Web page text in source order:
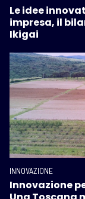
Le idee
impresa, il
Ikigai
INNOVAZIONE
Innovazione